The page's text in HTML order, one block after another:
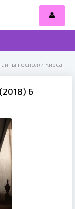
госпожи Кирсановой (2018)
6